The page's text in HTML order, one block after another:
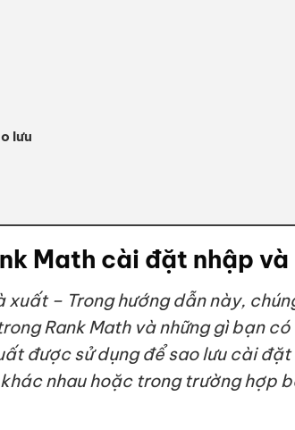
lưu
Math cài đặt nhập
xuất – Trong hướng dẫn này,
Rank Math và những gì bạn
được sử dụng để sao lưu cài đặt
nhau hoặc trong trường hợp